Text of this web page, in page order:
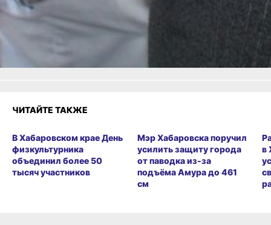
Огонь!
Удивило
Грустно
ЧИТАЙТЕ ТАКЖЕ
В Хабаровском крае День
физкультурника
объединил более 50
тысяч участников
Мэр Хабаровска поручил
усилить защиту города
от паводка из-за
подъёма Амура до 461
см
в